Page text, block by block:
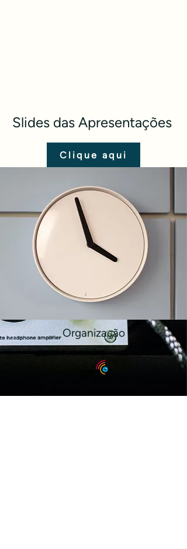
Slides das Apresentações
Clique aqui
Organização